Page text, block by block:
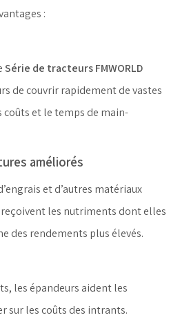
:
Série de tracteurs FMWORLD
de couvrir rapidement de vastes
coûts et le temps de main-
améliorés
et d’autres matériaux
les nutriments dont elles
des rendements plus élevés.
les épandeurs aident les
sur les coûts des intrants.